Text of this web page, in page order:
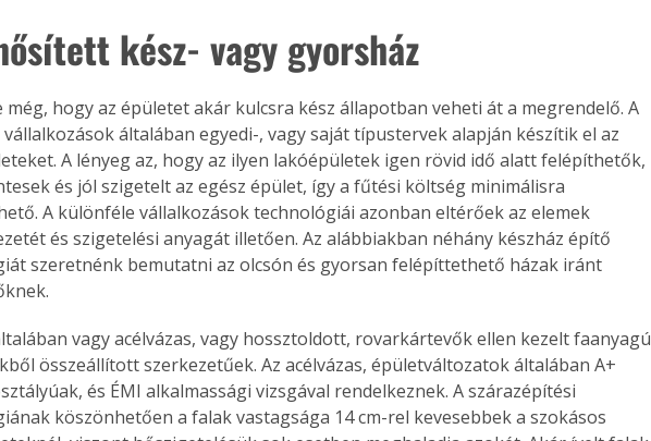
kész- vagy gyorsház
még, hogy az épületet akár kulcsra kész állapotban veheti át a megrendelő. A
általában egyedi-, vagy saját típustervek alapján készítik el az
A lényeg az, hogy az ilyen lakóépületek igen rövid idő alatt felépíthetők,
és jól szigetelt az egész épület, így a fűtési költség minimálisra
A különféle vállalkozások technológiái azonban eltérőek az elemek
és szigetelési anyagát illetően. Az alábbiakban néhány készház építő
szeretnénk bemutatni az olcsón és gyorsan felépíttethető házak iránt
vagy acélvázas, vagy hossztoldott, rovarkártevők ellen kezelt faanyagú
összeállított szerkezetűek. Az acélvázas, épületváltozatok általában A+
és ÉMI alkalmassági vizsgával rendelkeznek. A szárazépítési
köszönhetően a falak vastagsága 14 cm-rel kevesebbek a szokásos